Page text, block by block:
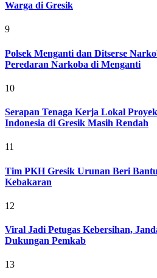
Warga di Gresik
9
Polsek Menganti dan Ditserse
Peredaran Narkoba di Menganti
10
Serapan Tenaga Kerja Lokal
Indonesia di Gresik Masih Rendah
11
Tim PKH Gresik Urunan Beri
Kebakaran
12
Viral Jadi Petugas Kebersihan,
Dukungan Pemkab
13